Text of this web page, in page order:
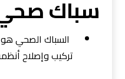
سباك
السباك الصحي
تركيب وإصلاح